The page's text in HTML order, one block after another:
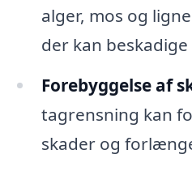
alger, mos og
der kan
Forebyggelse af
tagrensning kan
skader og